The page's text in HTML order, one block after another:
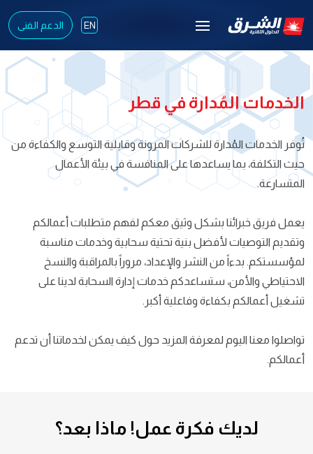
EN الدعم الفنى
الخدمات المُدارة في قطر
تُوفر الخدمات المُدارة للشركات المرونة وقابلية التوسع والكفاءة من
حيث التكلفة، بما يساعدها على المنافسة في بيئة الأعمال
المتسارعة.
يعمل فريق خبرائنا بشكل وثيق معكم لفهم متطلبات أعمالكم
وتقديم التوصيات لأفضل بنية تحتية سحابية وخدمات مناسبة
لمؤسستكم. بدءاً من النشر والإعداد، مروراً بالمراقبة والنسخ
الاحتياطي والأمن، ستساعدكم خدمات إدارة السحابة لدينا على
تشغيل أعمالكم بكفاءة وفاعلية أكبر.
تواصلوا معنا اليوم لمعرفة المزيد حول كيف يمكن لخدماتنا أن تدعم
أعمالكم.
لديك فكرة عمل! ماذا بعد؟